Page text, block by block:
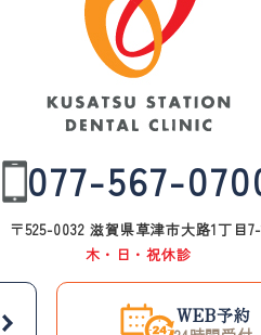
077-567-
〒525-0032 滋賀県草津市大路1丁目7-
木・日・祝休診
WEB予約